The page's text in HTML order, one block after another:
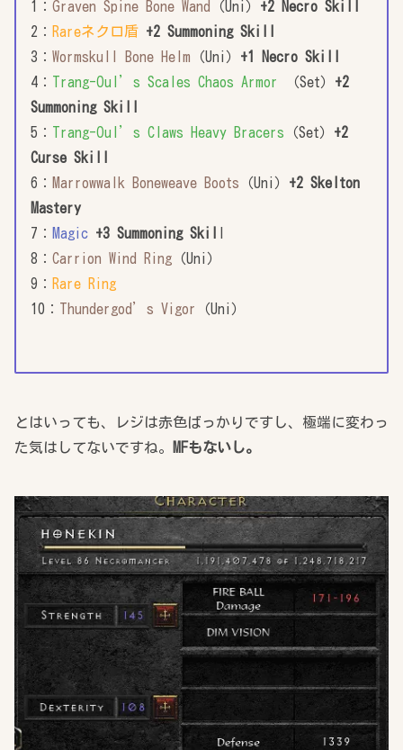
1： Graven Spine Bone Wand （Uni） +2 Necro Skill
2： Rareネクロ盾 +2 Summoning Skill
3： Wormskull Bone Helm （Uni） +1 Necro Skill
4： Trang-Oul’s Scales Chaos Armor （Set） +2
Summoning Skill
5： Trang-Oul’s Claws Heavy Bracers （Set） +2
Curse Skill
6： Marrowwalk Boneweave Boots （Uni） +2 Skelton
Mastery
7： Magic +3 Summoning Skil
8： Carrion Wind Ring （Uni）
9： Rare Ring
10： Thundergod’s Vigor （Uni）
とはいっても、レジは赤色ばっかりですし、極端に変わっ
た気はしてないですね。
MFもないし。